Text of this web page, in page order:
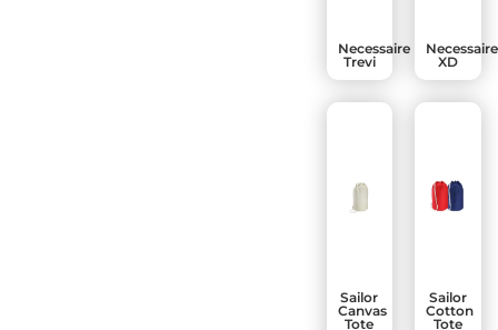
Necessaire
Trevi
Necessaire
XD
Sailor
Canvas
Tote
Sailor
Cotton
Tote